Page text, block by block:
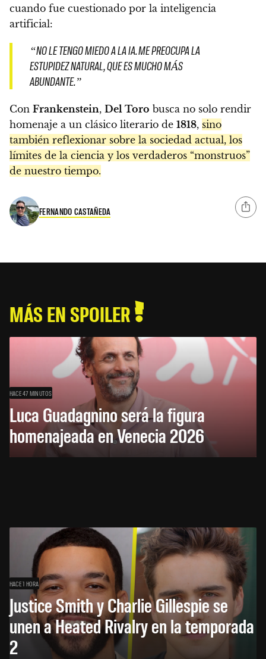
cuando fue cuestionado por la inteligencia
artificial:
“NO LE TENGO MIEDO A LA IA. ME PREOCUPA LA
ESTUPIDEZ NATURAL, QUE ES MUCHO MÁS
ABUNDANTE.”
Con Frankenstein, Del Toro busca no solo rendir
homenaje a un clásico literario de 1818, sino
también reflexionar sobre la sociedad actual, los
límites de la ciencia y los verdaderos “monstruos”
de nuestro tiempo.
FERNANDO CASTAÑEDA
MÁS EN SPOILER
HACE 47 MINUTOS
Luca Guadagnino será la figura
homenajeada en Venecia 2026
HACE 1 HORA
Justice Smith y Charlie Gillespie se
unen a Heated Rivalry en la temporada
2